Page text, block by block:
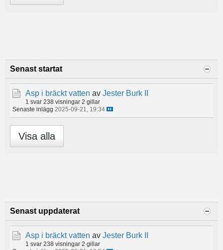
Senast startat
Asp i bräckt vatten av Jester Burk II
1 svar 238 visningar 2 gillar
Senaste inlägg 2025-09-21, 19:34
Visa alla
Senast uppdaterat
Asp i bräckt vatten av Jester Burk II
1 svar 238 visningar 2 gillar